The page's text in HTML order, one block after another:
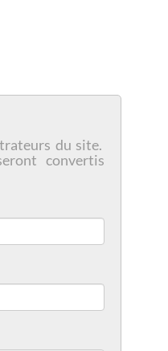
du site.
convertis